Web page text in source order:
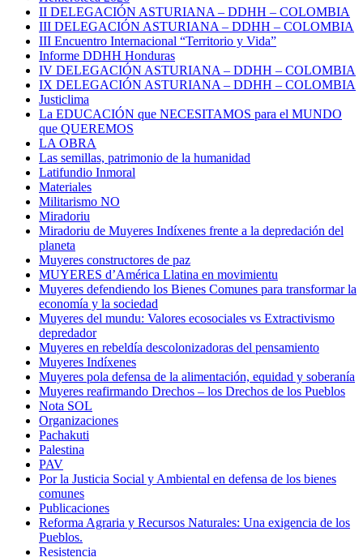
II DELEGACIÓN ASTURIANA – DDHH – COLOMBIA
III DELEGACIÓN ASTURIANA – DDHH – COLOMBIA
III Encuentro Internacional “Territorio y Vida”
Informe DDHH Honduras
IV DELEGACIÓN ASTURIANA – DDHH – COLOMBIA
IX DELEGACIÓN ASTURIANA – DDHH – COLOMBIA
Justiclima
La EDUCACIÓN que NECESITAMOS para el MUNDO
que QUEREMOS
LA OBRA
Las semillas, patrimonio de la humanidad
Latifundio Inmoral
Materiales
Militarismo NO
Miradoriu
Miradoriu de Muyeres Indíxenes frente a la depredación del
planeta
Muyeres constructores de paz
MUYERES d’América Llatina en movimientu
Muyeres defendiendo los Bienes Comunes para transformar la
economía y la sociedad
Muyeres del mundu: Valores ecosociales vs Extractivismo
depredador
Muyeres en rebeldía descolonizadoras del pensamiento
Muyeres Indíxenes
Muyeres pola defensa de la alimentación, equidad y soberanía
Muyeres reafirmando Drechos – los Drechos de los Pueblos
Nota SOL
Organizaciones
Pachakuti
Palestina
PAV
Por la Justicia Social y Ambiental en defensa de los bienes
comunes
Publicaciones
Reforma Agraria y Recursos Naturales: Una exigencia de los
Pueblos.
Resistencia